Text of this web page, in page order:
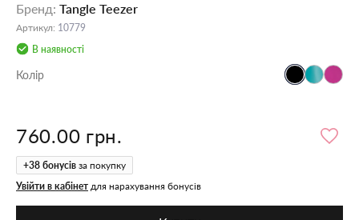
Бренд: Tangle Teezer
Артикул: 10779
В наявності
Колір
760.00 грн.
+38 бонусів за покупку
Увійти в кабінет для нарахування бонусів